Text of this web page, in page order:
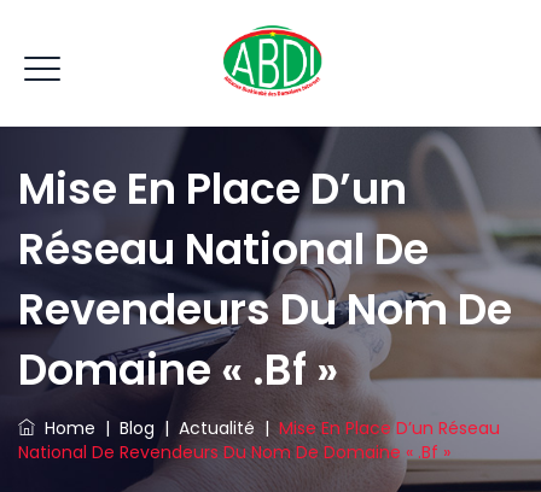
Mise En Place D’un
Réseau National De
Revendeurs Du Nom De
Domaine « .bf »
Home | Blog | Actualité |Mise En Place D’un Réseau
National De Revendeurs Du Nom De Domaine « .bf »